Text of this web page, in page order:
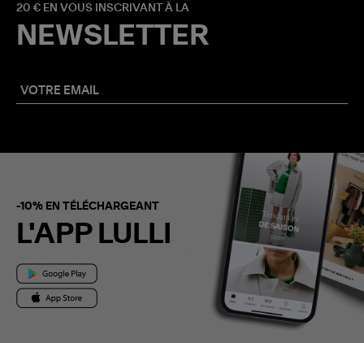
20 € EN VOUS INSCRIVANT À LA
NEWSLETTER
-10% EN TÉLÉCHARGEANT
L'APP LULLI